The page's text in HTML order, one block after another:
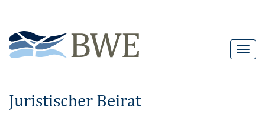
T
Juristischer Beirat